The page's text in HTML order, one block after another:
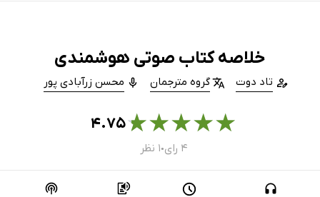
خلاصه کتاب صوتی هوشمندی
تاد دوت گروه مترجمان محسن زرآبادی پور
★
★
★
★
★۴.۷۵
۴ رای ● ۱ نظر